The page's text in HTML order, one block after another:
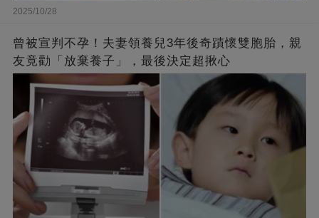
2025/10/28
曾被宣判不孕！夫妻領養兒3年後奇蹟懷雙胞胎，親
友竟勸「放棄養子」，最後決定超揪心